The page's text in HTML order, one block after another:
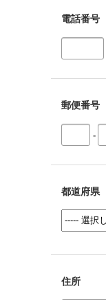
電話番号
郵便番号
-
都道府県
住所